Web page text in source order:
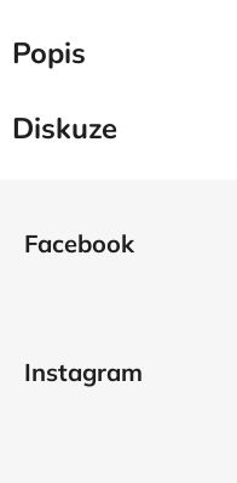
Popis
Diskuze
Facebook
Instagram